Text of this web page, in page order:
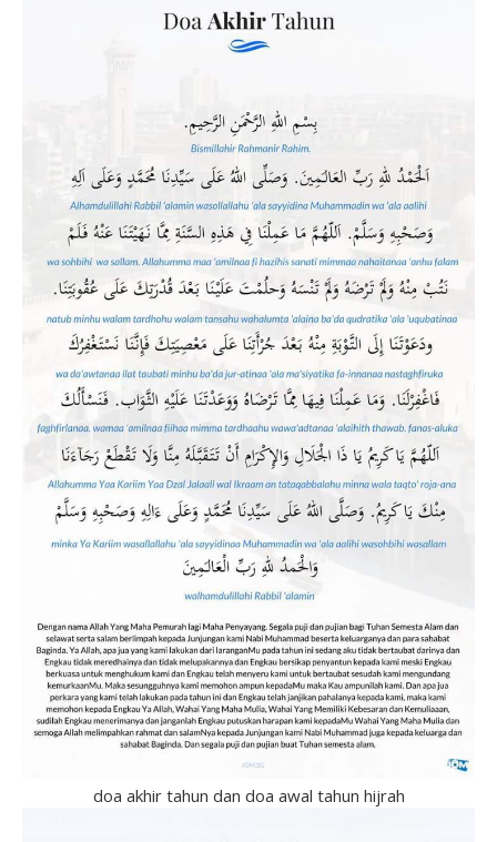
doa akhir tahun dan doa awal tahun hijrah